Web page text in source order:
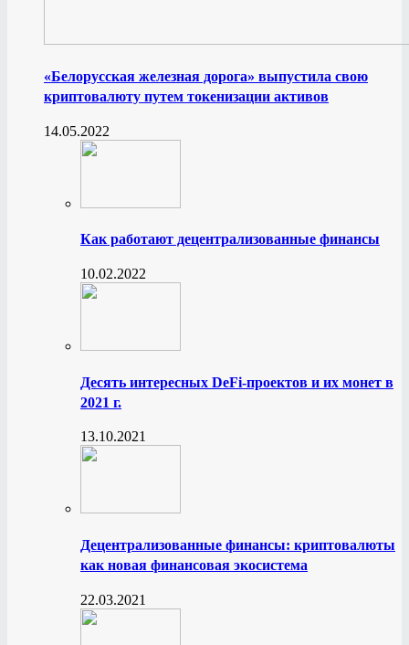
«Белорусская железная дорога» выпустила свою
криптовалюту путем токенизации активов
14.05.2022
Как работают децентрализованные финансы
10.02.2022
Десять интересных DeFi-проектов и их монет в
2021 г.
13.10.2021
Децентрализованные финансы: криптовалюты
как новая финансовая экосистема
22.03.2021